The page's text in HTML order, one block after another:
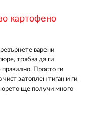
картофено
варени
трябва да ги
Просто ги
чист затоплен тиган и ги
ще получи много